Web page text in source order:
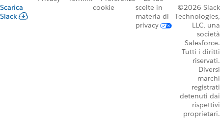
Scarica
Slack
cookie
scelte in
materia di
privacy
©2026 Slack
Technologies,
LLC, una
società
Salesforce.
Tutti i diritti
riservati.
Diversi
marchi
registrati
detenuti dai
rispettivi
proprietari.